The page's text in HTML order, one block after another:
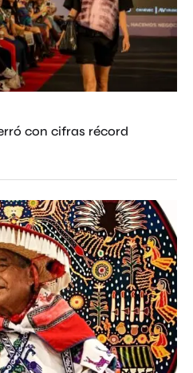
con cifras récord